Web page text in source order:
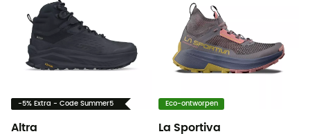
-5% Extra - Code Summer5
Altra
Eco-ontworpen
La Sportiva